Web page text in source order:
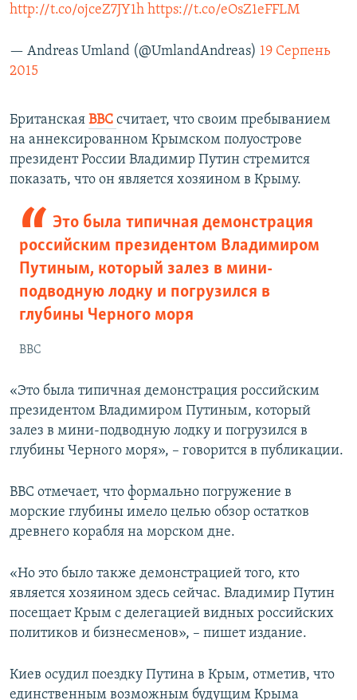
http://t.co/ojceZ7JY1h https://t.co/eOsZ1eFFLM
— Andreas Umland (@UmlandAndreas) 19 Серпень
2015
Британская BBC считает, что своим пребыванием
на аннексированном Крымском полуострове
президент России Владимир Путин стремится
показать, что он является хозяином в Крыму.
Это была типичная демонстрация
российским президентом Владимиром
Путиным, который залез в мини-
подводную лодку и погрузился в
глубины Черного моря
BBC
«Это была типичная демонстрация российским
президентом Владимиром Путиным, который
залез в мини-подводную лодку и погрузился в
глубины Черного моря», – говорится в публикации.
BBC отмечает, что формально погружение в
морские глубины имело целью обзор остатков
древнего корабля на морском дне.
«Но это было также демонстрацией того, кто
является хозяином здесь сейчас. Владимир Путин
посещает Крым с делегацией видных российских
политиков и бизнесменов», – пишет издание.
Киев осудил поездку Путина в Крым, отметив, что
единственным возможным будущим Крыма